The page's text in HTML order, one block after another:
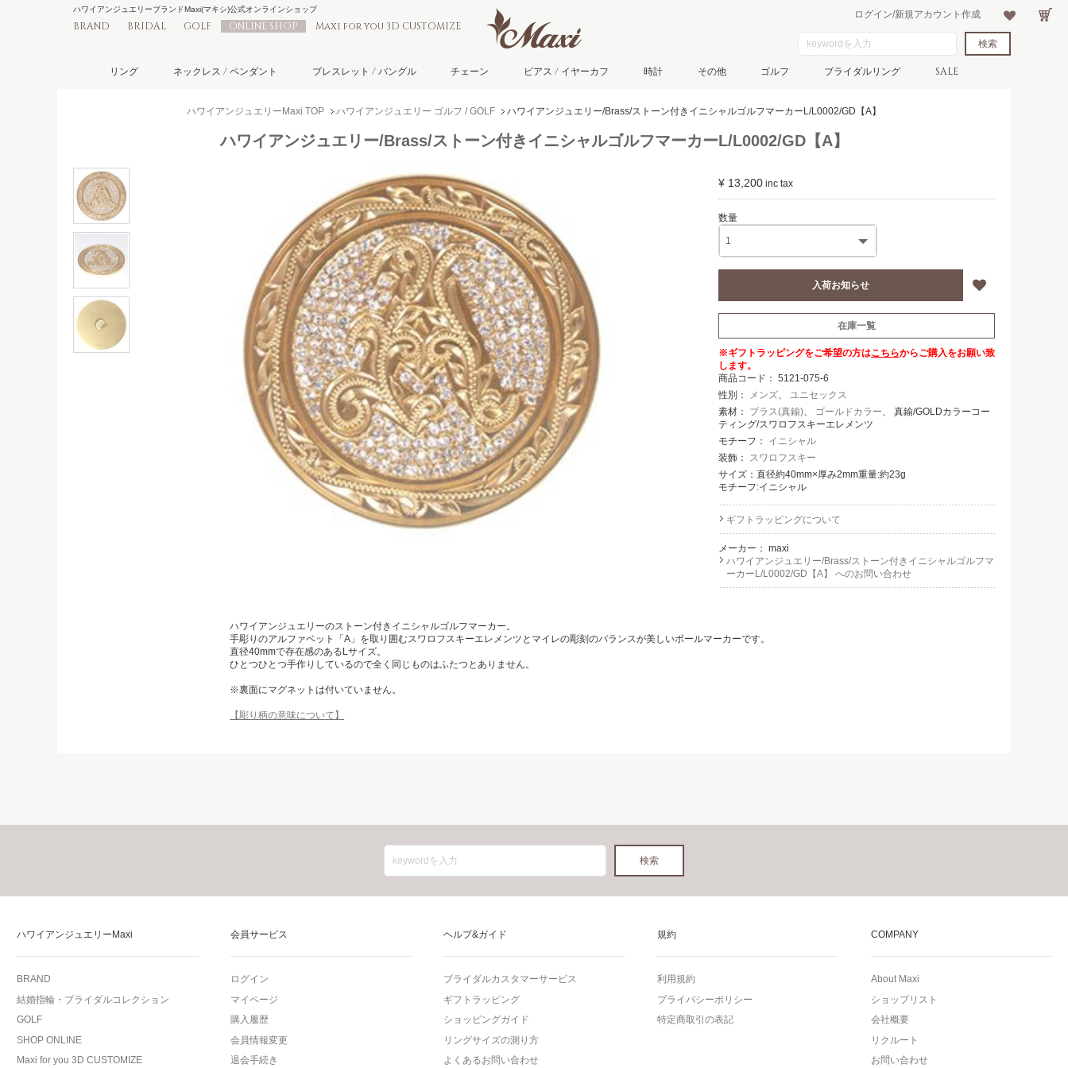
BRAND BRIDAL GOLF ONLINE SHOP Maxi for you 3D CUSTOMIZE
ハワイアンジュエリーブランドMaxi(マキシ)公式オンラインショップ
リング ネックレス / ペンダント ブレスレット / バングル チェーン ピアス / イヤーカフ 時計 その他 ゴルフ ブライダルリング SALE
ハワイアンジュエリーMaxi TOP ハワイアンジュエリー ゴルフ / GOLF ハワイアンジュエリー/Brass/ストーン付きイニシャルゴルフマーカーL/L0002/GD【A】
ハワイアンジュエリー/Brass/ストーン付きイニシャルゴルフマーカーL/L0002/GD【A】
¥ 13,200
在庫一覧
※ギフトラッピングをご希望の方はこちらからご購入をお願い致
します。
商品コード： 5121-075-6
性別：
メンズ、 ユニセックス
素材： ブラス(真鍮)、 ゴールドカラー、 真鍮/GOLDカラーコー
ティング/スワロフスキーエレメンツ
モチーフ： イニシャル
装飾： スワロフスキー
サイズ：直径約40mm×厚み2mm重量:約23g
モチーフ:イニシャル
ギフトラッピングについて
メーカー： maxi
ハワイアンジュエリー/Brass/ストーン付きイニシャルゴルフマ
ーカーL/L0002/GD【A】 へのお問い合わせ
ハワイアンジュエリーのストーン付きイニシャルゴルフマーカー。
手彫りのアルファベット「A」を取り囲むスワロフスキーエレメンツとマイレの彫刻のバランスが美しいボールマーカーです。
直径40mmで存在感のあるLサイズ。
ひとつひとつ手作りしているので全く同じものはふたつとありません。
※裏面にマグネットは付いていません。
【彫り柄の意味について】
ハワイアンジュエリーMaxi
BRAND
結婚指輪・ブライダルコレクション
GOLF
SHOP ONLINE
Maxi for you 3D CUSTOMIZE
会員サービス
ログイン
マイページ
購入履歴
会員情報変更
退会手続き
ヘルプ&ガイド
ブライダルカスタマーサービス
ギフトラッピング
ショッピングガイド
リングサイズの測り方
よくあるお問い合わせ
規約
利用規約
プライバシーポリシー
特定商取引の表記
COMPANY
About Maxi
ショップリスト
会社概要
リクルート
お問い合わせ
ログイン/新規アカウント作成